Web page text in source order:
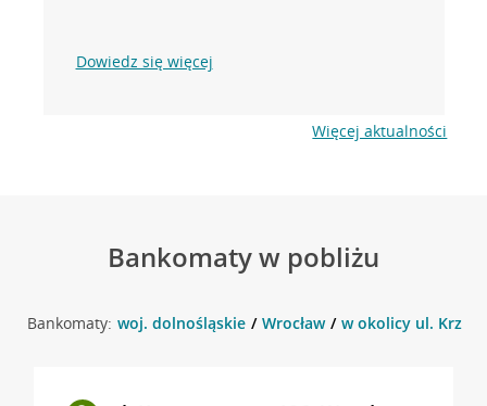
Dowiedz się więcej
Więcej aktualności
Bankomaty w pobliżu
Bankomaty: woj. dolnośląskie Wrocław w okolicy ul.